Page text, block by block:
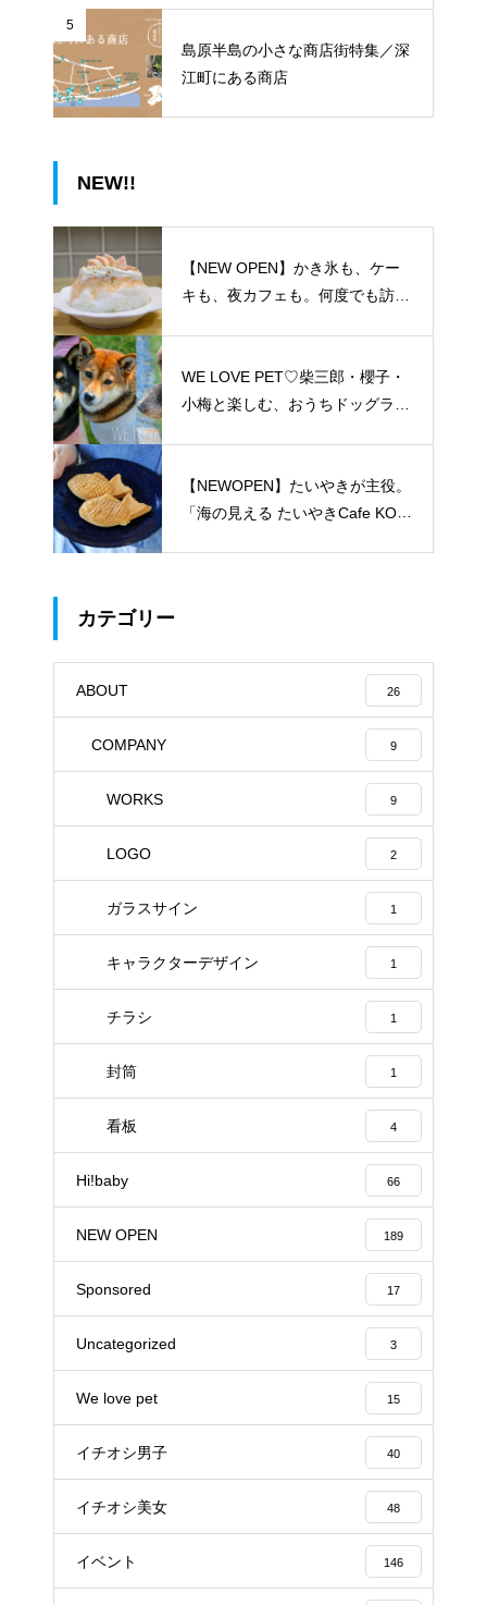
5
島原半島の小さな商店街特集／深
江町にある商店
NEW!!
【NEW OPEN】かき氷も、ケー
キも、夜カフェも。何度でも訪れ
WE LOVE PET♡柴三郎・櫻子・
小梅と楽しむ、おうちドッグラン
【NEWOPEN】たいやきが主役。
「海の見える たいやきCafe KOM
カテゴリー
ABOUT 26
COMPANY 9
WORKS 9
LOGO 2
ガラスサイン 1
キャラクターデザイン 1
チラシ 1
封筒 1
看板 4
Hi!baby 66
NEW OPEN 189
Sponsored 17
Uncategorized 3
We love pet 15
イチオシ男子 40
イチオシ美女 48
イベント 146